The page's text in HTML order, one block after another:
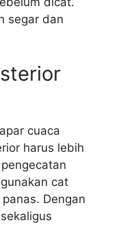
segar dan
cuaca
harus lebih
cat
Dengan